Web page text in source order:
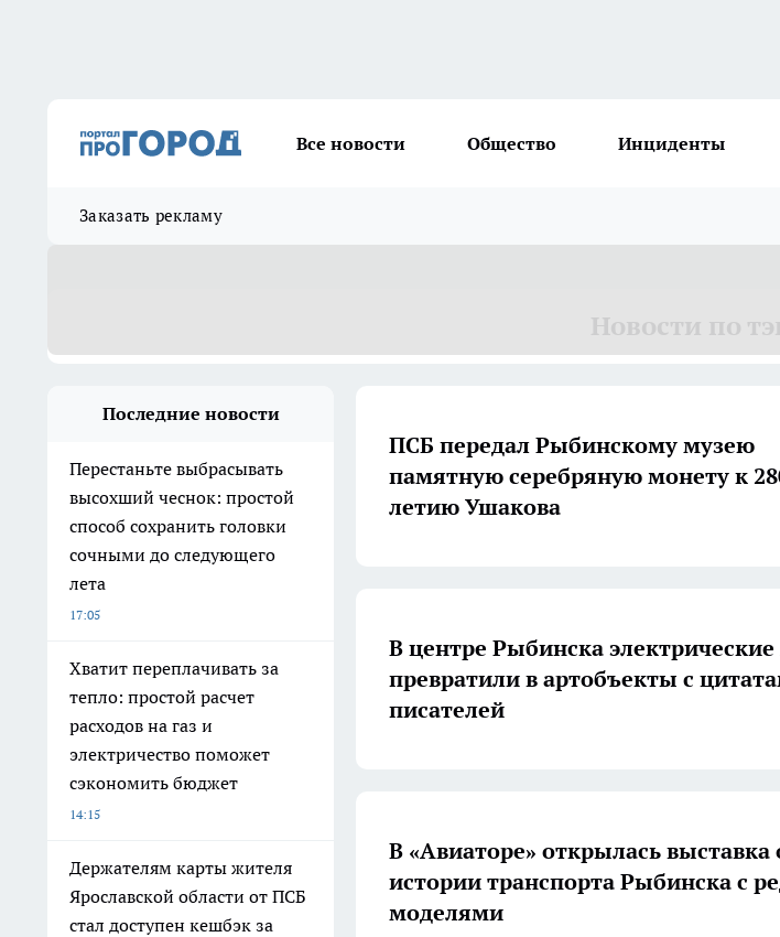
Все новости Общество Инциденты
Заказать рекламу
Последние новости
Перестаньте выбрасывать
высохший чеснок: простой
способ сохранить головки
сочными до следующего
лета
17:05
Хватит переплачивать за
тепло: простой расчет
расходов на газ и
электричество поможет
сэкономить бюджет
14:15
Держателям карты жителя
Ярославской области от ПСБ
стал доступен кешбэк за
ПСБ передал Рыбинскому музею
памятную серебряную монету к
летию Ушакова
В центре Рыбинска
превратили в артобъекты с
писателей
В «Авиаторе» открылась выставка
истории транспорта Рыбинска с
моделями